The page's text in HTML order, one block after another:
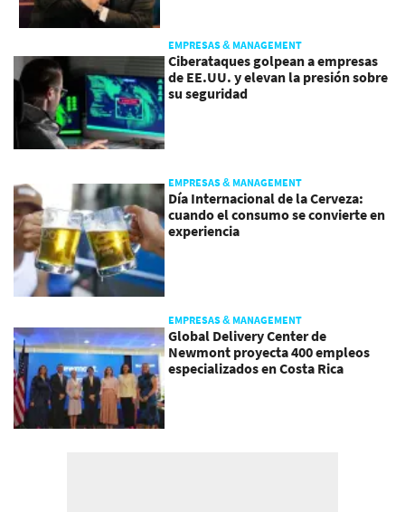
EMPRESAS & MANAGEMENT
Ciberataques golpean a empresas
de EE.UU. y elevan la presión sobre
su seguridad
EMPRESAS & MANAGEMENT
Día Internacional de la Cerveza:
cuando el consumo se convierte en
experiencia
EMPRESAS & MANAGEMENT
Global Delivery Center de
Newmont proyecta 400 empleos
especializados en Costa Rica